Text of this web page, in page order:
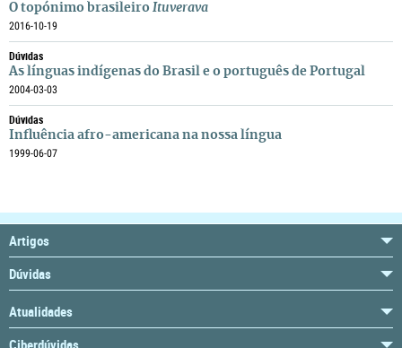
O topónimo brasileiro Ituverava
2016-10-19
Dúvidas
As línguas indígenas do Brasil e o português de Portugal
2004-03-03
Dúvidas
Influência afro-americana na nossa língua
1999-06-07
Artigos
Dúvidas
Atualidades
Ciberdúvidas